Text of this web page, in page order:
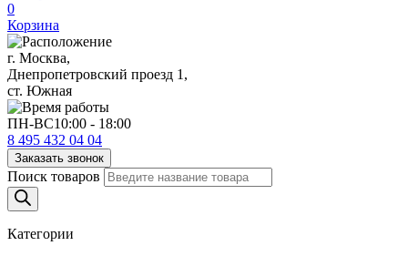
0
Корзина
г. Москва,
Днепропетровский проезд 1,
ст. Южная
ПН-ВС10:00 - 18:00
8 495 432 04 04
Заказать звонок
Поиск товаров
Категории